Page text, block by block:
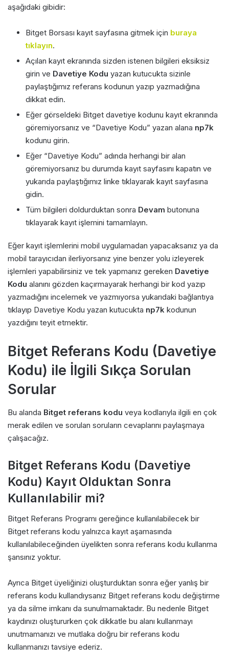
aşağıdaki gibidir:
Bitget Borsası kayıt sayfasına gitmek için buraya
tıklayın.
Açılan kayıt ekranında sizden istenen bilgileri eksiksiz
girin ve Davetiye Kodu yazan kutucukta sizinle
paylaştığımız referans kodunun yazıp yazmadığına
dikkat edin.
Eğer görseldeki Bitget davetiye kodunu kayıt ekranında
göremiyorsanız ve “Davetiye Kodu” yazan alana np7k
kodunu girin.
Eğer “Davetiye Kodu” adında herhangi bir alan
göremiyorsanız bu durumda kayıt sayfasını kapatın ve
yukarıda paylaştığımız linke tıklayarak kayıt sayfasına
gidin.
Tüm bilgileri doldurduktan sonra Devam butonuna
tıklayarak kayıt işlemini tamamlayın.
Eğer kayıt işlemlerini mobil uygulamadan yapacaksanız ya da
mobil tarayıcıdan ilerliyorsanız yine benzer yolu izleyerek
işlemleri yapabilirsiniz ve tek yapmanız gereken Davetiye
Kodu alanını gözden kaçırmayarak herhangi bir kod yazıp
yazmadığını incelemek ve yazmıyorsa yukarıdaki bağlantıya
tıklayıp Davetiye Kodu yazan kutucukta np7k kodunun
yazdığını teyit etmektir.
Bitget Referans Kodu (Davetiye
Kodu) ile İlgili Sıkça Sorulan
Sorular
Bu alanda Bitget referans kodu veya kodlarıyla ilgili en çok
merak edilen ve sorulan soruların cevaplarını paylaşmaya
çalışacağız.
Bitget Referans Kodu (Davetiye
Kodu) Kayıt Olduktan Sonra
Kullanılabilir mi?
Bitget Referans Programı gereğince kullanılabilecek bir
Bitget referans kodu yalnızca kayıt aşamasında
kullanılabileceğinden üyelikten sonra referans kodu kullanma
şansınız yoktur.
Ayrıca Bitget üyeliğinizi oluşturduktan sonra eğer yanlış bir
referans kodu kullandıysanız Bitget referans kodu değiştirme
ya da silme imkanı da sunulmamaktadır. Bu nedenle Bitget
kaydınızı oluştururken çok dikkatle bu alanı kullanmayı
unutmamanızı ve mutlaka doğru bir referans kodu
kullanmanızı tavsiye ederiz.